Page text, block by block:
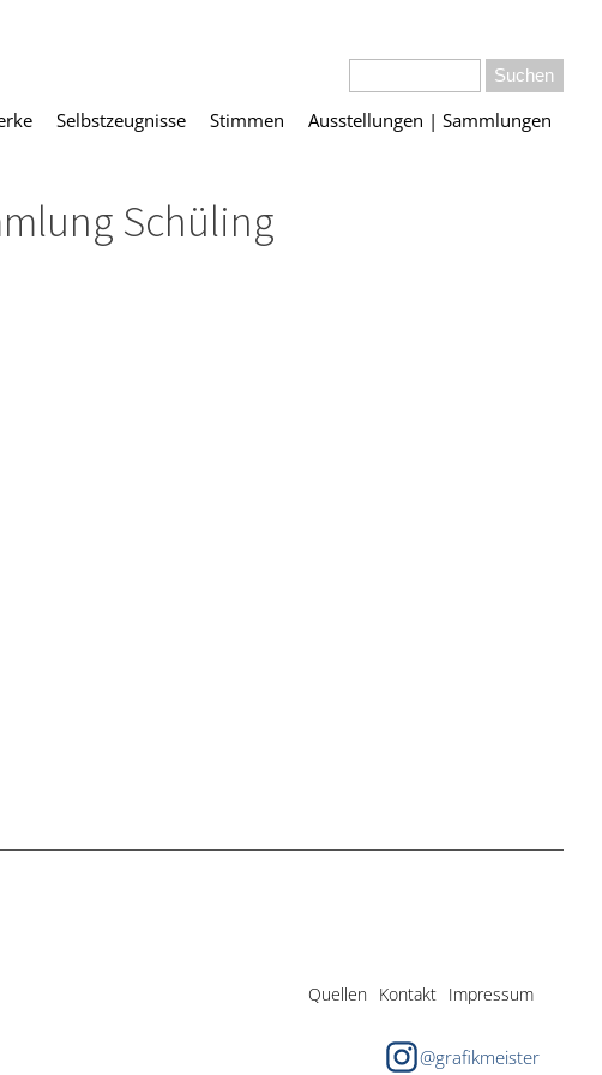
Selbstzeugnisse Stimmen Ausstellungen | Sammlungen
Schüling
Quellen Kontakt Impressum
@grafikmeister